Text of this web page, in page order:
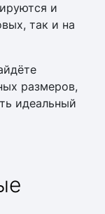
и
так и на
размеров,
идеальный